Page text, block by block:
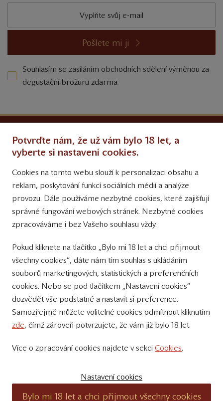
Pošlete mi ji
Souhlasím se zasíláním obchodních sdělení výměnou za
degustační brožuru zdarma
Obchodní podmínky
Přinášíme vám týdně
tipy na Facebooku
Sledujte nás
na Instagramu
Sledujte náš
YouTube kanál
Přihlášení k odběru novinek
Vytvořili:SuperKodéři
účtenku. Zároveň je povinen zaevidovat přijatou tržbu u správce daně on-
Potvrďte nám, že už vám bylo 18 let, a
vyberte si nastavení cookies.
Cookies na tomto webu slouží k personalizaci obsahu a
reklam, poskytování funkcí sociálních médií a analýze
provozu. Dále používáme nezbytné cookies, které zajišťují
správné fungování webových stránek. Nezbytné cookies
zpracováváme i bez Vašeho souhlasu vždy.
Pokud kliknete na tlačítko „Bylo mi 18 let a chci přijmout
všechny cookies“, dáte nám tím souhlas s ukládáním
souborů marketingových, statistických a preferenčních
cookies. Nebo se pod tlačítkem „Nastavení cookies“
dozvědět vše podstatné a nastavit si preference.
Samozřejmě můžete volitelné cookies odmítnout kliknutím
zde, čímž zároveň potvrzujete, že vám již bylo 18 let.
Více o zpracování cookies najdete v sekci Cookies.
Nastavení cookies
Bylo mi 18 let a chci přijmout všechny cookies